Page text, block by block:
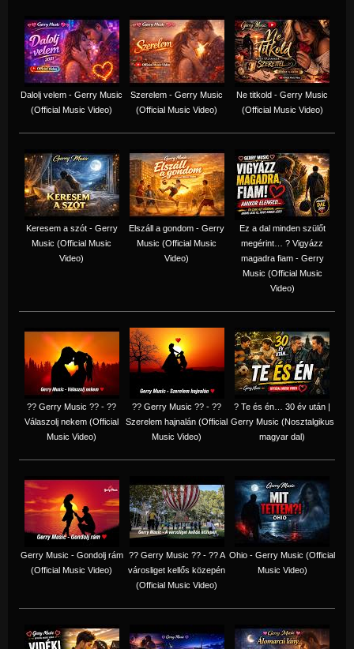
Dalolj velem - Gerry Music
(Official Music Video)
Szerelem - Gerry Music
(Official Music Video)
Ne titkold - Gerry Music
(Official Music Video)
Keresem a szót - Gerry
Music (Official Music
Video)
Elszáll a gondom - Gerry
Music (Official Music
Video)
Ez a dal minden szülőt
megérint… ? Vigyázz
magadra fiam - Gerry
Music (Official Music
Video)
?? Gerry Music ?? - ??
Válaszolj nekem (Official
Music Video)
?? Gerry Music ?? - ??
Szerelem hajnalán (Official
Music Video)
? Te és én… 30 év után |
Gerry Music (Nosztalgikus
magyar dal)
Gerry Music - Gondolj rám
(Official Music Video)
?? Gerry Music ?? - ?? A
városliget kellős közepén
(Official Music Video)
Ohio - Gerry Music (Official
Music Video)